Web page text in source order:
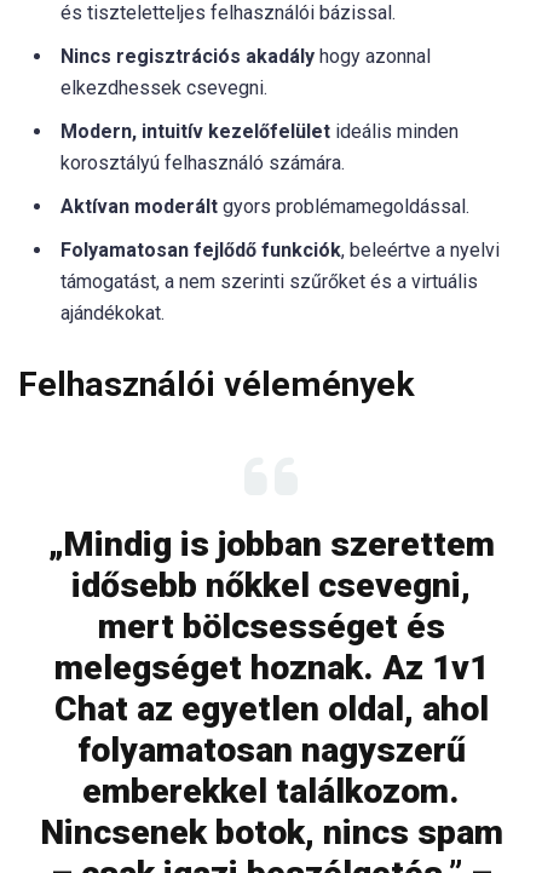
és tiszteletteljes felhasználói bázissal.
Nincs regisztrációs akadály hogy azonnal
elkezdhessek csevegni.
Modern, intuitív kezelőfelület ideális minden
korosztályú felhasználó számára.
Aktívan moderált gyors problémamegoldással.
Folyamatosan fejlődő funkciók, beleértve a nyelvi
támogatást, a nem szerinti szűrőket és a virtuális
ajándékokat.
Felhasználói vélemények
„Mindig is jobban szerettem
idősebb nőkkel csevegni,
mert bölcsességet és
melegséget hoznak. Az 1v1
Chat az egyetlen oldal, ahol
folyamatosan nagyszerű
emberekkel találkozom.
Nincsenek botok, nincs spam